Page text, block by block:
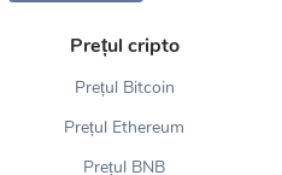
Prețul cripto
Prețul Bitcoin
Prețul Ethereum
Prețul BNB